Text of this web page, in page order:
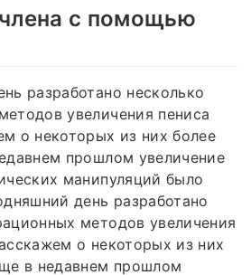
с помощью
разработано несколько
увеличения пениса
о некоторых из них более
прошлом увеличение
манипуляций было
день разработано
методов увеличения
о некоторых из них
в недавнем прошлом